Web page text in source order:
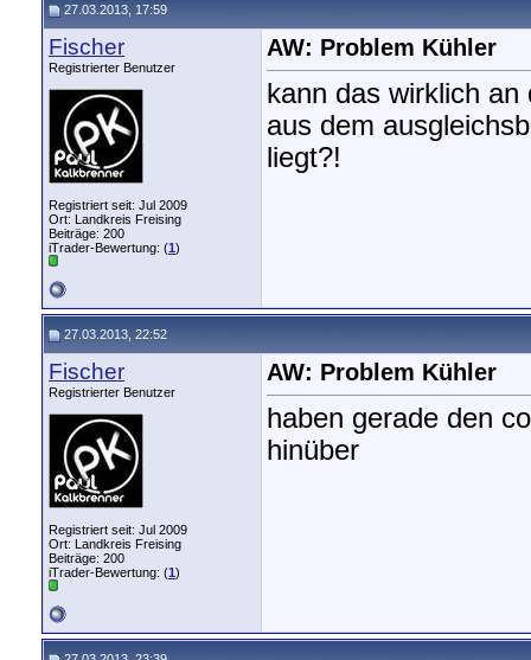
27.03.2013, 17:59
Fischer
Registrierter Benutzer
Registriert seit: Jul 2009
Ort: Landkreis Freising
Beiträge: 200
iTrader-Bewertung: (1)
AW: Problem Kühler
kann das wirklich
aus dem
liegt?!
27.03.2013, 22:52
Fischer
Registrierter Benutzer
Registriert seit: Jul 2009
Ort: Landkreis Freising
Beiträge: 200
iTrader-Bewertung: (1)
AW: Problem Kühler
haben gerade den
hinüber